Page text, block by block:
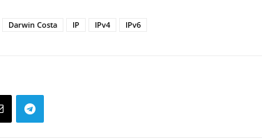
Darwin Costa IP IPv4 IPv6